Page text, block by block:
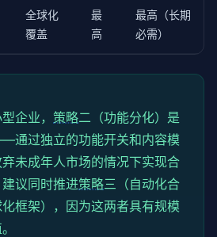
true, reason: '访问允许' };
(event: {
| 'access_denied'
<string , any>;
些日志应写入不可篡改的审计存储
Compliance]
全球化
覆盖
最
高
最高（长期
必需）
企业， 策略二（功能分化）是
通过独立的功能开关和内容模
未成年人市场的情况下实现合
议同时推进策略三（自动化合
框架），因为这两者具有规模